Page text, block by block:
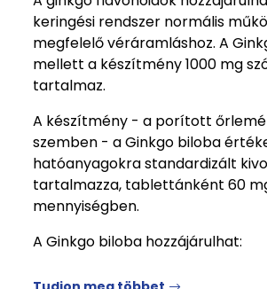
keringési rendszer normális
megfelelő véráramláshoz. A
mellett a készítmény 1000 mg
tartalmaz.
A készítmény - a porított
szemben - a Ginkgo biloba
hatóanyagokra standardizált
tartalmazza, tablettánként 60
mennyiségben.
A Ginkgo biloba hozzájárulhat: